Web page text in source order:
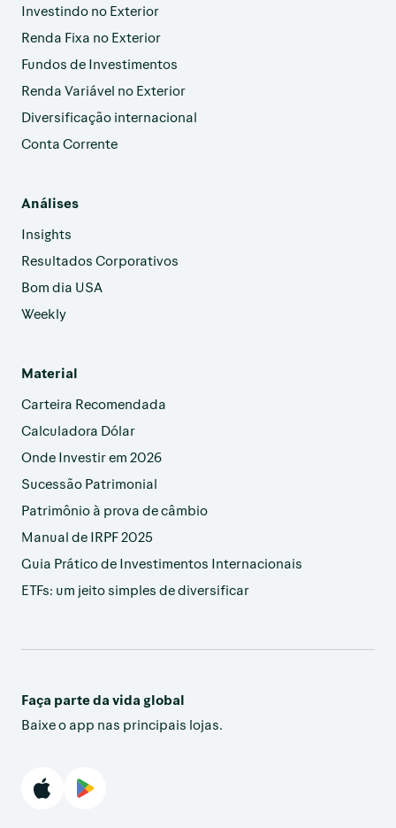
Investindo no Exterior
Renda Fixa no Exterior
Fundos de Investimentos
Renda Variável no Exterior
Diversificação internacional
Conta Corrente
Análises
Insights
Resultados Corporativos
Bom dia USA
Weekly
Material
Carteira Recomendada
Calculadora Dólar
Onde Investir em 2026
Sucessão Patrimonial
Patrimônio à prova de câmbio
Manual de IRPF 2025
Guia Prático de Investimentos Internacionais
ETFs: um jeito simples de diversificar
Faça parte da vida global
Baixe o app nas principais lojas.